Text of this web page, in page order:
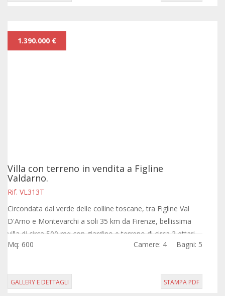
1.390.000 €
Villa con terreno in vendita a Figline
Valdarno.
Rif. VL313T
Circondata dal verde delle colline toscane, tra Figline Val
D'Arno e Montevarchi a soli 35 km da Firenze, bellissima
villa di circa 500 mq con giardino e terreno di circa 3 ettari
divisi tra uliveto,...
Mq: 600 Camere: 4 Bagni: 5
GALLERY E DETTAGLI STAMPA PDF